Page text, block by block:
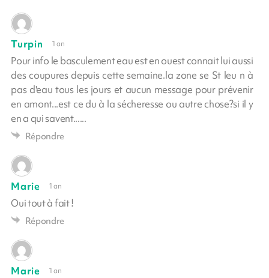
Turpin 1 an
Pour info le basculement eau est en ouest connait lui aussi
des coupures depuis cette semaine.la zone se St leu n à
pas d'eau tous les jours et aucun message pour prévenir
en amont...est ce du à la sécheresse ou autre chose?si il y
en a qui savent......
Répondre
Marie 1 an
Oui tout à fait !
Répondre
Marie 1 an